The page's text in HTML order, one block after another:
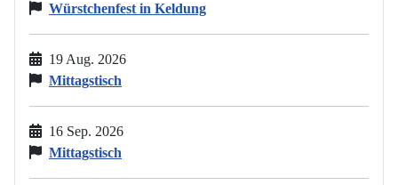
Würstchenfest in Keldung
19 Aug. 2026
Mittagstisch
16 Sep. 2026
Mittagstisch